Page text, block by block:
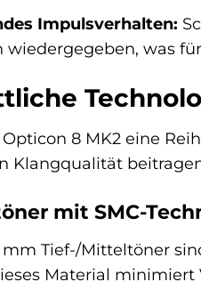
Impulsverhalten:
wiedergegeben, was
8 MK2 eine
Klangqualität
mit SMC-
mm Tief-/Mitteltöner
Material